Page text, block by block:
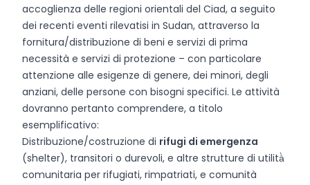
accoglienza delle regioni orientali del Ciad, a seguito
dei recenti eventi rilevatisi in Sudan, attraverso la
fornitura/distribuzione di beni e servizi di prima
necessità e servizi di protezione – con particolare
attenzione alle esigenze di genere, dei minori, degli
anziani, delle persone con bisogni specifici. Le attività
dovranno pertanto comprendere, a titolo
esemplificativo:
Distribuzione/costruzione di rifugi di emergenza
(shelter), transitori o durevoli, e altre strutture di utilità̀
comunitaria per rifugiati, rimpatriati, e comunità